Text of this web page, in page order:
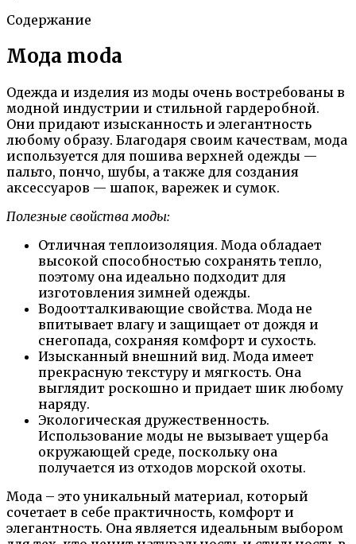
Содержание
Мода moda
Одежда и изделия из моды очень востребованы в
модной индустрии и стильной гардеробной.
Они придают изысканность и элегантность
любому образу. Благодаря своим качествам, мода
используется для пошива верхней одежды —
пальто, пончо, шубы, а также для создания
аксессуаров — шапок, варежек и сумок.
Полезные свойства моды:
Отличная теплоизоляция. Мода обладает
высокой способностью сохранять тепло,
поэтому она идеально подходит для
изготовления зимней одежды.
Водоотталкивающие свойства. Мода не
впитывает влагу и защищает от дождя и
снегопада, сохраняя комфорт и сухость.
Изысканный внешний вид. Мода имеет
прекрасную текстуру и мягкость. Она
выглядит роскошно и придает шик любому
наряду.
Экологическая дружественность.
Использование моды не вызывает ущерба
окружающей среде, поскольку она
получается из отходов морской охоты.
Мода – это уникальный материал, который
сочетает в себе практичность, комфорт и
элегантность. Она является идеальным выбором